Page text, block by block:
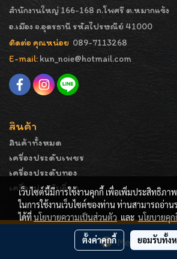
Message Us
สำนักงานใหญ่ 166-168 ถ.โพศรี ต.หมากแข้ง
อ.เมือง จ.อุดรธานี รหัสไปรษณีย์ 41000
ติดต่อ คุณหน่อย 089-7113268
E-mail: kun_noie@hotmail.com
สินค้า
สินค้าทั้งหมด
เครื่องประดับเพชร
เครื่องประดับทอง
เครื่องประดับอื่นๆ
COPYRIGHT - ENGNAMHENG | รูปภ
ทำการคัดลอกหรือนำไปเผยแพร่ก่อ
เว็บไซต์นี้มีการใช้งานคุกกี้ เพื่อเพิ่มประสิทธิภ
ในการใช้งานเว็บไซต์ของท่าน ท่านสามารถอ่าน
ได้ที่นโยบายความเป็นส่วนตัว และ นโยบายคุก
ตั้งค่าคุกกี้ ยอมรับทั้ง